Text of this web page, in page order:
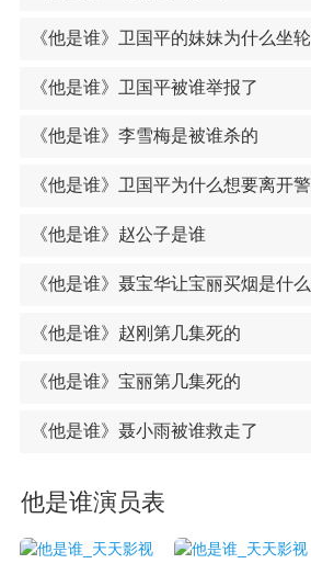
《他是谁》卫国平的妹妹为什么坐
《他是谁》卫国平被谁举报了
《他是谁》李雪梅是被谁杀的
《他是谁》卫国平为什么想要离开
《他是谁》赵公子是谁
《他是谁》聂宝华让宝丽买烟是什
《他是谁》赵刚第几集死的
《他是谁》宝丽第几集死的
《他是谁》聂小雨被谁救走了
他是谁演员表